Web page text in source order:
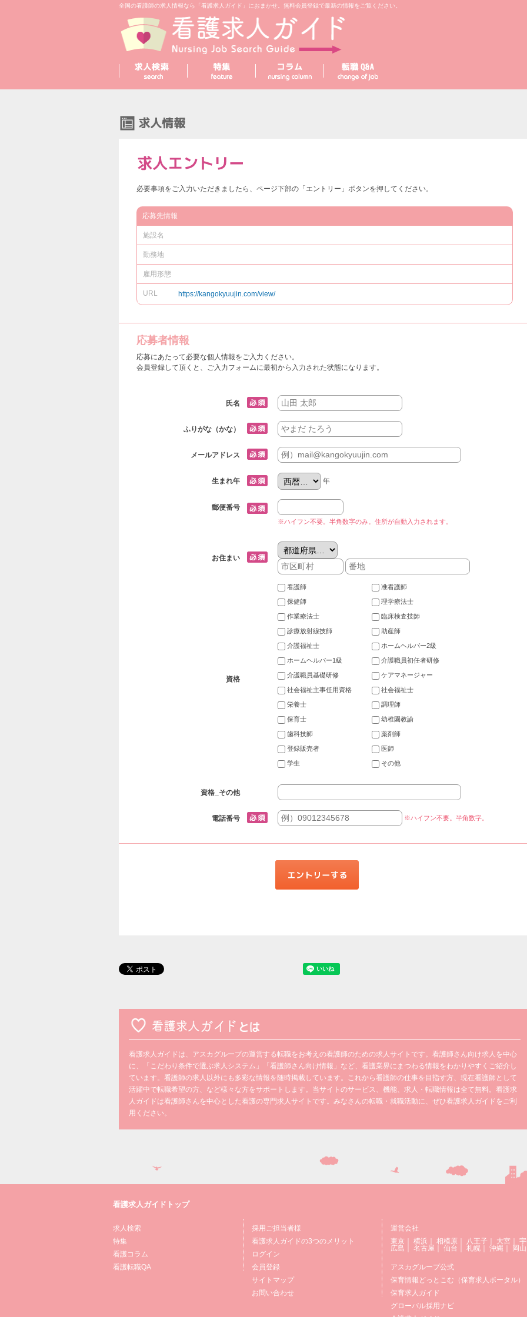
全国の看護師の求人情報なら「看護求人ガイド」におまかせ。無料会員登録で最新の情報をご覧ください。
必要事項をご入力いただきましたら、ページ下部の「エントリー」ボタンを押してください。
応募先情報
施設名
勤務地
雇用形態
URL https://kangokyuujin.com/view/
応募者情報
応募にあたって必要な個人情報をご入力ください。
会員登録して頂くと、ご入力フォームに最初から入力された状態になります。
氏名
ふりがな（かな）
メールアドレス
生まれ年 年
郵便番号
※ハイフン不要。半角数字のみ。住所が自動入力されます。
お住まい
資格
看護師 准看護師
保健師 理学療法士
作業療法士 臨床検査技師
診療放射線技師 助産師
介護福祉士 ホームヘルパー2級
ホームヘルパー1級 介護職員初任者研修
介護職員基礎研修 ケアマネージャー
社会福祉主事任用資格 社会福祉士
栄養士 調理師
保育士 幼稚園教諭
歯科技師 薬剤師
登録販売者 医師
学生 その他
資格_その他
電話番号 ※ハイフン不要。半角数字。
看護求人ガイドは、アスカグループの運営する転職をお考えの看護師のための求人サイトです。看護師さん向け求人を中心
に、「こだわり条件で選ぶ求人システム」「看護師さん向け情報」など、看護業界にまつわる情報をわかりやすくご紹介し
ています。看護師の求人以外にも多彩な情報を随時掲載しています。これから看護師の仕事を目指す方、現在看護師として
活躍中で転職希望の方、など様々な方をサポートします。当サイトのサービス、機能、求人・転職情報は全て無料。看護求
人ガイドは看護師さんを中心とした看護の専門求人サイトです。みなさんの転職・就職活動に、ぜひ看護求人ガイドをご利
用ください。
看護求人ガイドトップ
求人検索
特集
看護コラム
看護転職QA
採用ご担当者様
看護求人ガイドの3つのメリット
ログイン
会員登録
サイトマップ
お問い合わせ
運営会社
東京 ｜横浜 ｜相模原 八王子 大宮 ｜
広島 ｜名古屋 ｜仙台 ｜札幌 ｜沖縄 岡山
アスカグループ公式
保育情報どっとこむ（保育求人ポータル）
保育求人ガイド
グローバル採用ナビ